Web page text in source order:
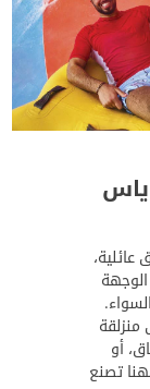
ياس
عائلية،
أو
تصنع